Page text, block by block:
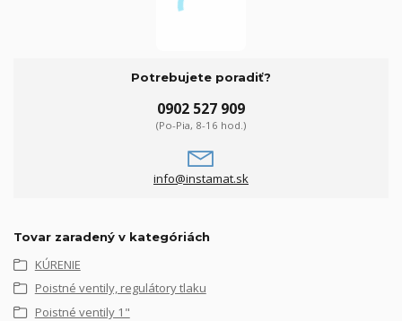
Potrebujete poradiť?
0902 527 909
(Po-Pia, 8-16 hod.)
info@instamat.sk
Tovar zaradený v kategóriách
KÚRENIE
Poistné ventily, regulátory tlaku
Poistné ventily 1"